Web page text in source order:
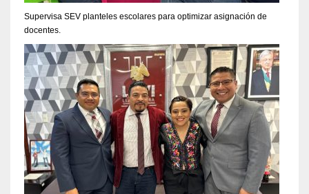
Supervisa SEV planteles escolares para optimizar asignación de
docentes.